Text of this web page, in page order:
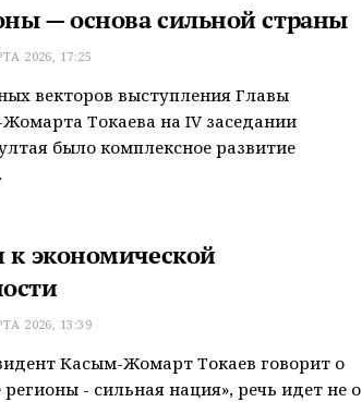
— основа сильной страны
2026, 17:25
векторов выступления Главы
Токаева на IV заседании
было комплексное развитие
к экономической
2026, 13:39
Касым-Жомарт Токаев говорит о
- сильная нация», речь идет не о